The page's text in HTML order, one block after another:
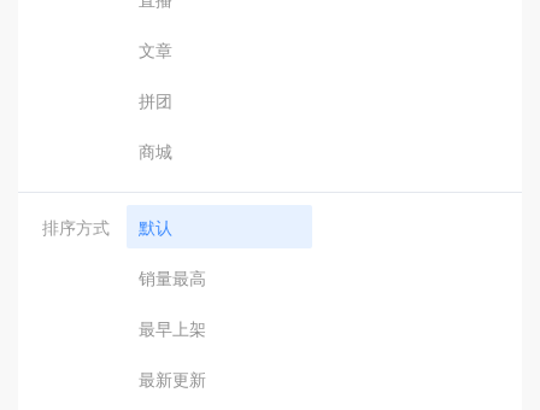
文章
拼团
商城
排序方式 默认
销量最高
最早上架
最新更新